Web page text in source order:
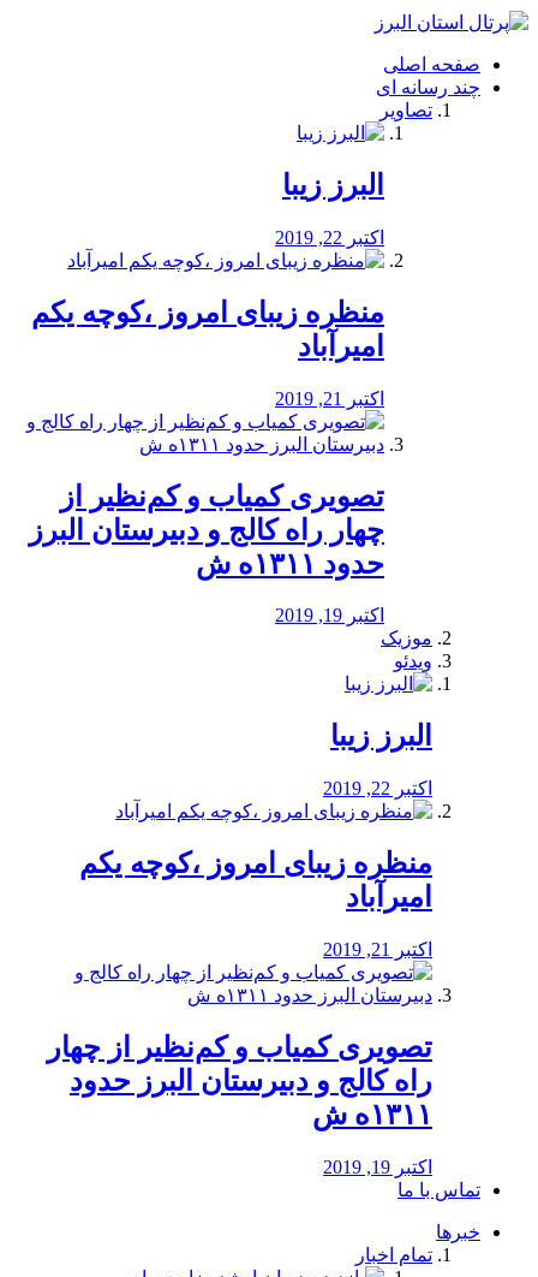
فصد
شرق
تهران
خشکشویی
صفحه اصلی
چند رسانه ای
تصاویر
البرز زیبا
اکتبر 22, 2019
منظره‌‌ زیبای امروز ،کوچه یکم
امیرآباد
اکتبر 21, 2019
️تصویری کمیاب و کم‌نظیر از
چهار راه كالج و دبيرستان البرز
حدود ۱۳۱۱ه ش
اکتبر 19, 2019
موزیک
ویدئو
البرز زیبا
اکتبر 22, 2019
منظره‌‌ زیبای امروز ،کوچه یکم
امیرآباد
اکتبر 21, 2019
️تصویری کمیاب و کم‌نظیر از چهار
راه كالج و دبيرستان البرز حدود
۱۳۱۱ه ش
اکتبر 19, 2019
تماس با ما
خبرها
تمام اخبار